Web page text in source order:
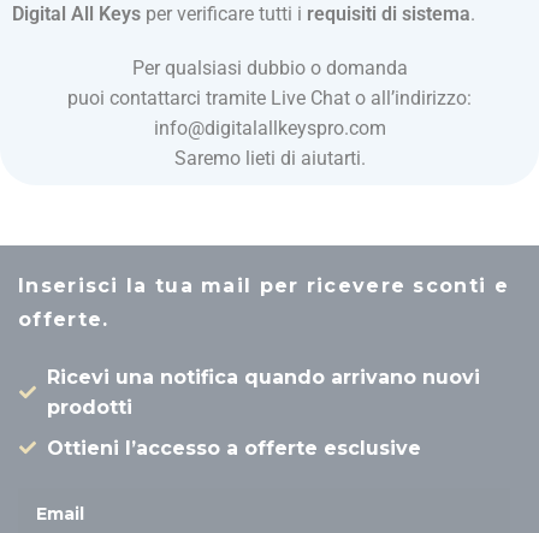
Digital All Keys per verificare tutti i requisiti di sistema.
Per qualsiasi dubbio o domanda
puoi contattarci tramite Live Chat o all’indirizzo:
info@digitalallkeyspro.com
Saremo lieti di aiutarti.
Inserisci la tua mail per ricevere sconti e
offerte.
Ricevi una notifica quando arrivano nuovi
prodotti
Ottieni l’accesso a offerte esclusive